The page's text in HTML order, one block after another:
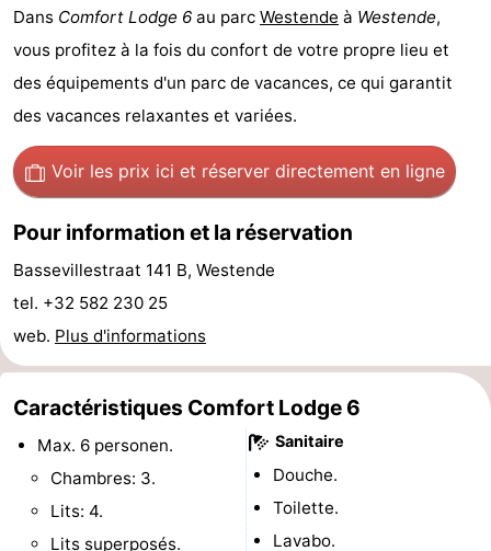
de
Aires
jeux
intérieures
-
Parcours
de
mini-
golf
Centres
de
bien-
être
Villages
&
villes
Nature
Sports
-
Faire
Randonnée
Dans Comfort Lodge 6 au parc Westende à Westende,
vous profitez à la fois du confort de votre propre lieu et
des équipements d'un parc de vacances, ce qui garantit
des vacances relaxantes et variées.
Voir les prix ici et réserver directement en ligne
Pour information et la réservation
Bassevillestraat 141 B, Westende
tel. +32 582 230 25
web. Plus d'informations
Caractéristiques Comfort Lodge 6
Max. 6 personen.
Chambres: 3.
Lits: 4.
Lits superposés.
Sanitaire
Douche.
Toilette.
Lavabo.